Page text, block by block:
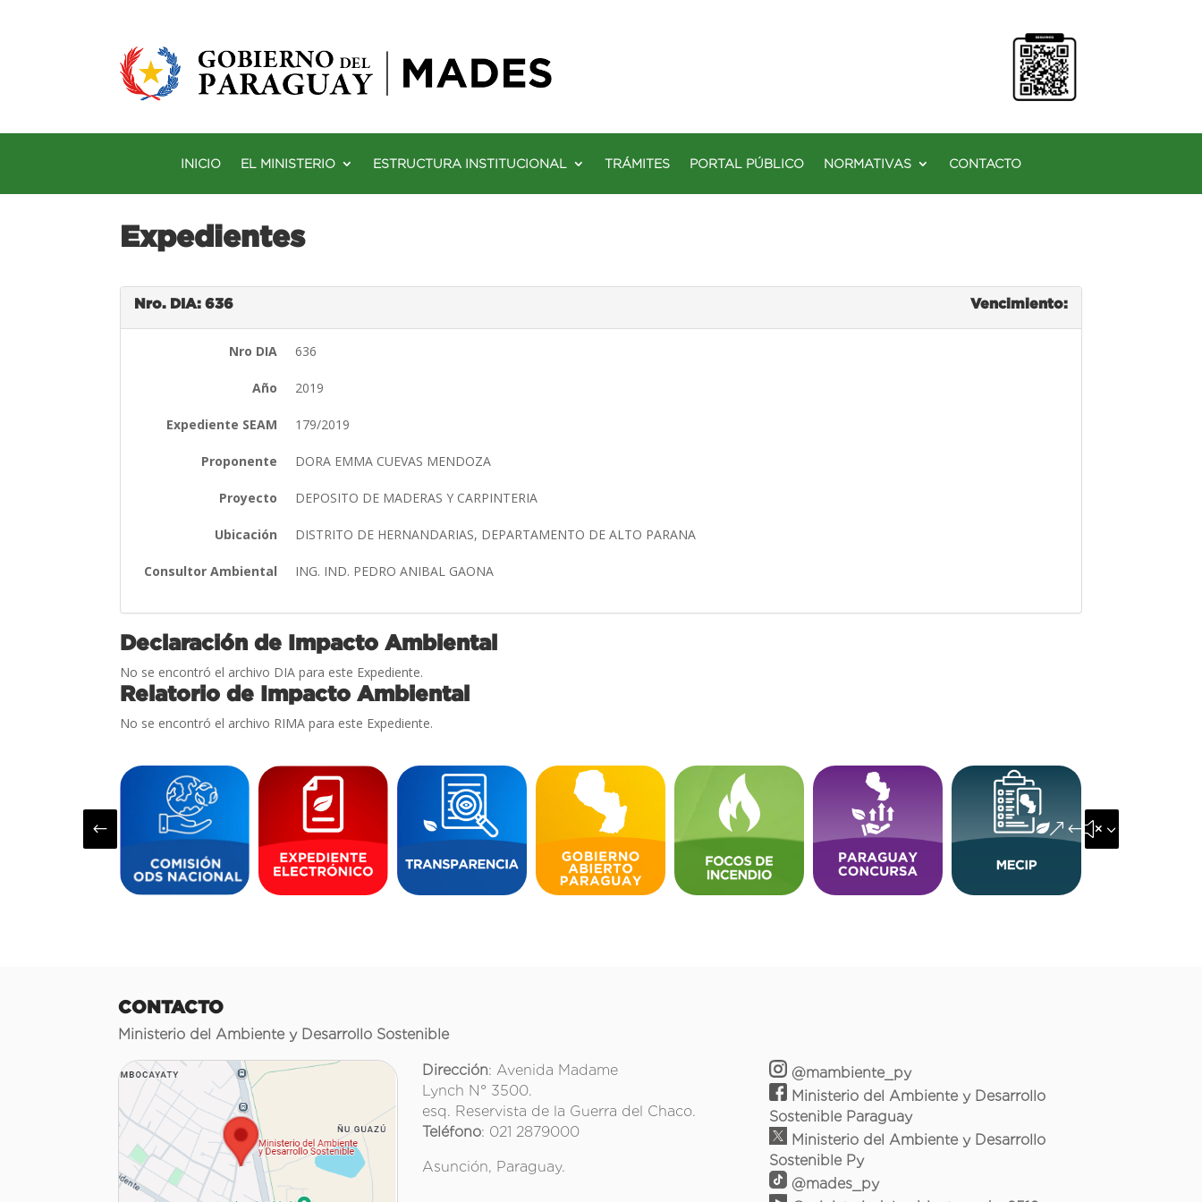
INICIO EL MINISTERIO ESTRUCTURA INSTITUCIONAL TRÁMITES PORTAL PÚBLICO NORMATIVAS CONTACTO
Expedientes
Nro. DIA: 636 Vencimiento:
Nro DIA 636
Año 2019
Expediente SEAM 179/2019
Proponente DORA EMMA CUEVAS MENDOZA
Proyecto DEPOSITO DE MADERAS Y CARPINTERIA
Ubicación DISTRITO DE HERNANDARIAS, DEPARTAMENTO DE ALTO PARANA
Consultor Ambiental ING. IND. PEDRO ANIBAL GAONA
Declaración de Impacto Ambiental
No se encontró el archivo DIA para este Expediente.
Relatorio de Impacto Ambiental
No se encontró el archivo RIMA para este Expediente.
# &#x35;
CONTACTO
Ministerio del Ambiente y Desarrollo Sostenible
Dirección: Avenida Madame
Lynch N° 3500.
esq. Reservista de la Guerra del Chaco.
Teléfono: 021 2879000
Asunción, Paraguay.
@mambiente_py
Ministerio del Ambiente y Desarrollo
Sostenible Paraguay
Ministerio del Ambiente y Desarrollo
Sostenible Py
@mades_py